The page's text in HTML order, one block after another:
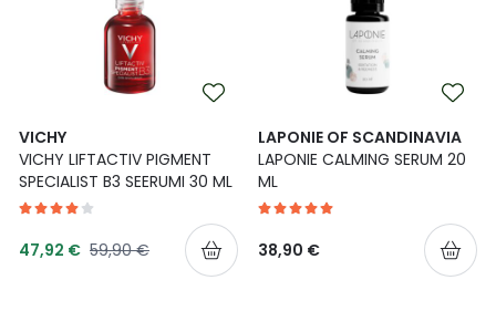
VICHY
VICHY LIFTACTIV PIGMENT
SPECIALIST B3 SEERUMI 30 ML
Tarjoushinta
47,92 € Normaalihinta
59,90 €
LAPONIE OF SCANDINAVIA
LAPONIE CALMING SERUM 20
ML
38,90 €